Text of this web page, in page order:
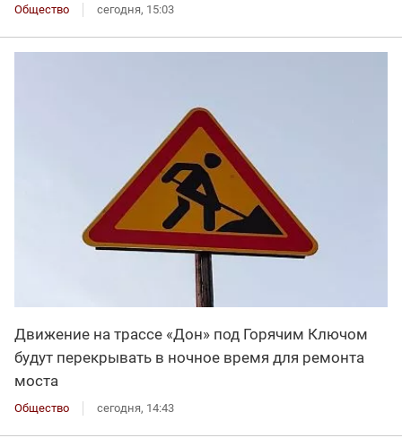
Общество сегодня, 15:03
Движение на трассе «Дон» под Горячим Ключом
будут перекрывать в ночное время для ремонта
моста
Общество сегодня, 14:43